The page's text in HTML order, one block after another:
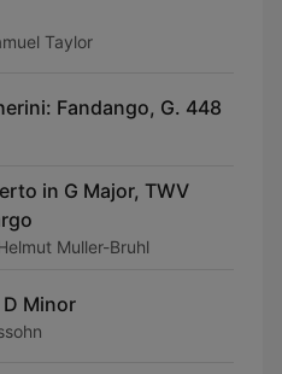
Taylor
Fandango, G. 448
in G Major, TWV
Muller-Bruhl
Minor